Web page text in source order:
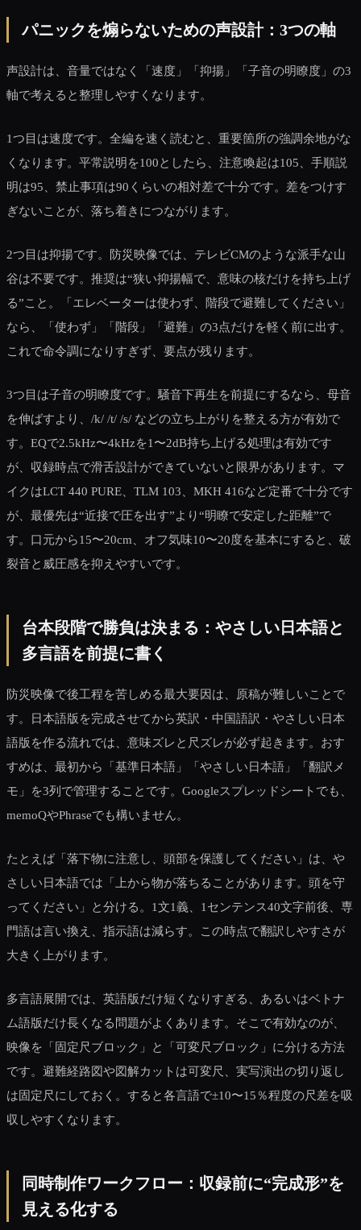
パニックを煽らないための声設計：3つの軸
声設計は、音量ではなく「速度」「抑揚」「子音の明瞭度」の3
軸で考えると整理しやすくなります。
1つ目は速度です。全編を速く読むと、重要箇所の強調余地がな
くなります。平常説明を100としたら、注意喚起は105、手順説
明は95、禁止事項は90くらいの相対差で十分です。差をつけす
ぎないことが、落ち着きにつながります。
2つ目は抑揚です。防災映像では、テレビCMのような派手な山
谷は不要です。推奨は“狭い抑揚幅で、意味の核だけを持ち上げ
る”こと。「エレベーターは使わず、階段で避難してください」
なら、「使わず」「階段」「避難」の3点だけを軽く前に出す。
これで命令調になりすぎず、要点が残ります。
3つ目は子音の明瞭度です。騒音下再生を前提にするなら、母音
を伸ばすより、/k/ /t/ /s/ などの立ち上がりを整える方が有効で
す。EQで2.5kHz〜4kHzを1〜2dB持ち上げる処理は有効です
が、収録時点で滑舌設計ができていないと限界があります。マ
イクはLCT 440 PURE、TLM 103、MKH 416など定番で十分です
が、最優先は“近接で圧を出す”より“明瞭で安定した距離”で
す。口元から15〜20cm、オフ気味10〜20度を基本にすると、破
裂音と威圧感を抑えやすいです。
台本段階で勝負は決まる：やさしい日本語と
多言語を前提に書く
防災映像で後工程を苦しめる最大要因は、原稿が難しいことで
す。日本語版を完成させてから英訳・中国語訳・やさしい日本
語版を作る流れでは、意味ズレと尺ズレが必ず起きます。おす
すめは、最初から「基準日本語」「やさしい日本語」「翻訳メ
モ」を3列で管理することです。Googleスプレッドシートでも、
memoQやPhraseでも構いません。
たとえば「落下物に注意し、頭部を保護してください」は、や
さしい日本語では「上から物が落ちることがあります。頭を守
ってください」と分ける。1文1義、1センテンス40文字前後、専
門語は言い換え、指示語は減らす。この時点で翻訳しやすさが
大きく上がります。
多言語展開では、英語版だけ短くなりすぎる、あるいはベトナ
ム語版だけ長くなる問題がよくあります。そこで有効なのが、
映像を「固定尺ブロック」と「可変尺ブロック」に分ける方法
です。避難経路図や図解カットは可変尺、実写演出の切り返し
は固定尺にしておく。すると各言語で±10〜15％程度の尺差を吸
収しやすくなります。
同時制作ワークフロー：収録前に“完成形”を
見える化する